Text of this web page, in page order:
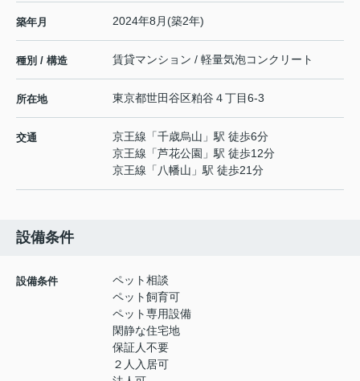
築年月 2024年8月(築2年)
種別 / 構造 賃貸マンション / 軽量気泡コンクリート
所在地 東京都世田谷区粕谷 ４丁目6-3
交通 京王線 「千歳烏山 」駅 徒歩6分
京王線 「芦花公園 」駅 徒歩12分
京王線 「 八幡山 」駅 徒歩21分
設備条件
設備条件
ペット相談
ペット飼育可
ペット専用設備
閑静な住宅地
保証人不要
２人入居可